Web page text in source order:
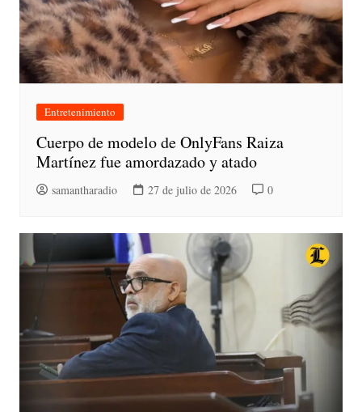
Entretenimiento
Cuerpo de modelo de OnlyFans Raiza
Martínez fue amordazado y atado
samantharadio 27 de julio de 2026 0